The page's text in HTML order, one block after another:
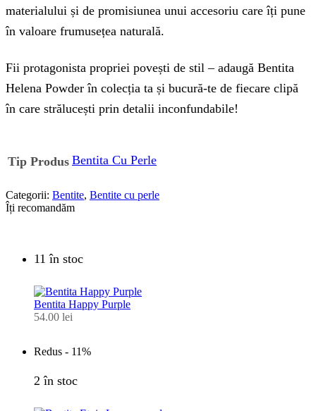
materialului și de promisiunea unui accesoriu care îți pune
în valoare frumusețea naturală.
Fii protagonista propriei povești de stil – adaugă Bentita
Helena Powder în colecția ta și bucură-te de fiecare clipă
în care strălucești prin detalii inconfundabile!
Tip Produs Bentita Cu Perle
Categorii: Bentite, Bentite cu perle
Îți recomandăm
11 în stoc
Bentita Happy Purple
54.00 lei
Redus - 11%
2 în stoc